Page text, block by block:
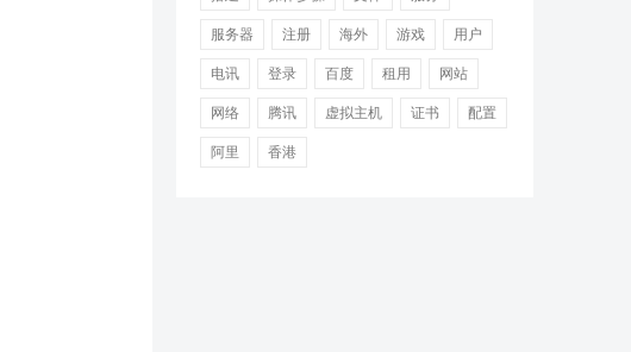
服务器 注册 海外 游戏 用户
电讯 登录 百度 租用 网站
网络 腾讯 虚拟主机 证书 配置
阿里 香港